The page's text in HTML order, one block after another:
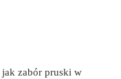
zabór pruski w